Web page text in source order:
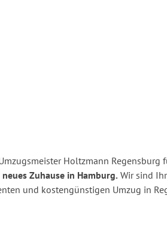
Holtzmann Regensburg
Zuhause in Hamburg. Wir sind
und kostengünstigen Umzug in